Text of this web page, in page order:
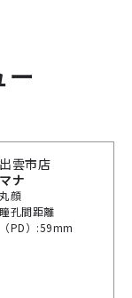
ー
出雲市店
マナ
丸顔
瞳孔間距離
（PD）:59mm